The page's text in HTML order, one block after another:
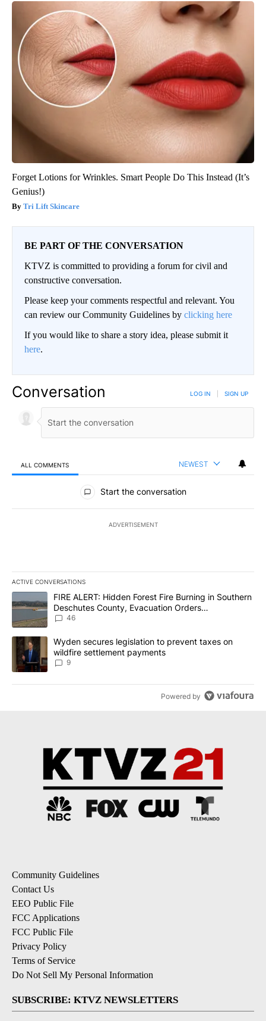
Forget Lotions for Wrinkles. Smart People Do This Instead (It’s
Genius!)
Tri Lift Skincare
BE PART OF THE CONVERSATION
KTVZ is committed to providing a forum for civil and
constructive conversation.
Please keep your comments respectful and relevant. You
can review our Community Guidelines by clicking here
If you would like to share a story idea, please submit it
here.
Conversation LOG IN SIGN UP
ALL COMMENTS NEWEST
All Comments
Start the conversation
ADVERTISEMENT
ACTIVE CONVERSATIONS
The following is a list of the most commented articles in the last
A trending article titled "FIRE ALERT: Hidden Forest Fire
FIRE ALERT: Hidden Forest Fire Burning in Southern
Deschutes County, Evacuation Orders
Implemented
46
A trending article titled "Wyden secures legislation to prevent
Wyden secures legislation to prevent taxes on
wildfire settlement payments
9
Powered by
Community Guidelines
Contact Us
EEO Public File
FCC Applications
FCC Public File
Privacy Policy
Terms of Service
Do Not Sell My Personal Information
SUBSCRIBE: KTVZ NEWSLETTERS